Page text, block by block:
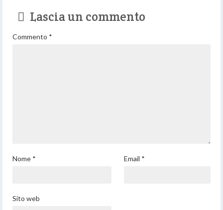
Lascia un commento
Commento *
Nome * Email *
Sito web